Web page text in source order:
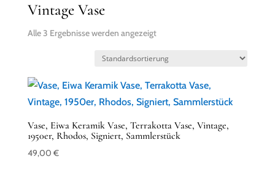
Vintage Vase
Alle 3 Ergebnisse werden angezeigt
Vase, Eiwa Keramik Vase, Terrakotta Vase, Vintage,
1950er, Rhodos, Signiert, Sammlerstück
49,00 €